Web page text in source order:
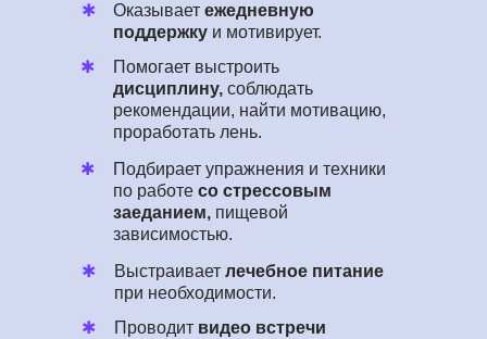
Оказывает ежедневную
поддержку и мотивирует.
Помогает выстроить
дисциплину, соблюдать
рекомендации, найти мотивацию,
проработать лень.
Подбирает упражнения и техники
по работе со стрессовым
заеданием, пищевой
зависимостью.
Выстраивает лечебное питание
при необходимости.
Проводит видео встречи
✱
✱
✱
✱
✱